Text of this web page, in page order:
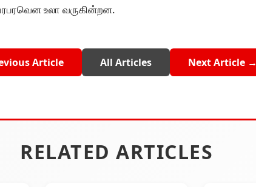
உலா வருகின்றன.
Article All Articles Next Article →
RELATED ARTICLES